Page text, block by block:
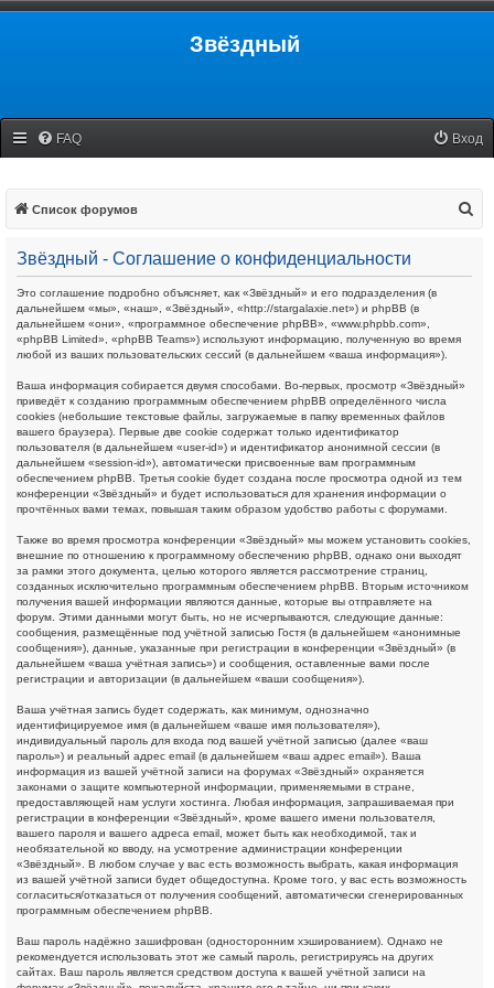
Звёздный
FAQ Вход
Список форумов
Звёздный - Соглашение о конфиденциальности
Это соглашение подробно объясняет, как «Звёздный» и его подразделения (в
дальнейшем «мы», «наш», «Звёздный», «http://stargalaxie.net») и phpBB (в
дальнейшем «они», «программное обеспечение phpBB», «www.phpbb.com»,
«phpBB Limited», «phpBB Teams») используют информацию, полученную во время
любой из ваших пользовательских сессий (в дальнейшем «ваша информация»).
Ваша информация собирается двумя способами. Во-первых, просмотр «Звёздный»
приведёт к созданию программным обеспечением phpBB определённого числа
cookies (небольшие текстовые файлы, загружаемые в папку временных файлов
вашего браузера). Первые две cookie содержат только идентификатор
пользователя (в дальнейшем «user-id») и идентификатор анонимной сессии (в
дальнейшем «session-id»), автоматически присвоенные вам программным
обеспечением phpBB. Третья cookie будет создана после просмотра одной из тем
конференции «Звёздный» и будет использоваться для хранения информации о
прочтённых вами темах, повышая таким образом удобство работы с форумами.
Также во время просмотра конференции «Звёздный» мы можем установить cookies,
внешние по отношению к программному обеспечению phpBB, однако они выходят
за рамки этого документа, целью которого является рассмотрение страниц,
созданных исключительно программным обеспечением phpBB. Вторым источником
получения вашей информации являются данные, которые вы отправляете на
форум. Этими данными могут быть, но не исчерпываются, следующие данные:
сообщения, размещённые под учётной записью Гостя (в дальнейшем «анонимные
сообщения»), данные, указанные при регистрации в конференции «Звёздный» (в
дальнейшем «ваша учётная запись») и сообщения, оставленные вами после
регистрации и авторизации (в дальнейшем «ваши сообщения»).
Ваша учётная запись будет содержать, как минимум, однозначно
идентифицируемое имя (в дальнейшем «ваше имя пользователя»),
индивидуальный пароль для входа под вашей учётной записью (далее «ваш
пароль») и реальный адрес email (в дальнейшем «ваш адрес email»). Ваша
информация из вашей учётной записи на форумах «Звёздный» охраняется
законами о защите компьютерной информации, применяемыми в стране,
предоставляющей нам услуги хостинга. Любая информация, запрашиваемая при
регистрации в конференции «Звёздный», кроме вашего имени пользователя,
вашего пароля и вашего адреса email, может быть как необходимой, так и
необязательной ко вводу, на усмотрение администрации конференции
«Звёздный». В любом случае у вас есть возможность выбрать, какая информация
из вашей учётной записи будет общедоступна. Кроме того, у вас есть возможность
согласиться/отказаться от получения сообщений, автоматически сгенерированных
программным обеспечением phpBB.
Ваш пароль надёжно зашифрован (односторонним хэшированием). Однако не
рекомендуется использовать этот же самый пароль, регистрируясь на других
сайтах. Ваш пароль является средством доступа к вашей учётной записи на